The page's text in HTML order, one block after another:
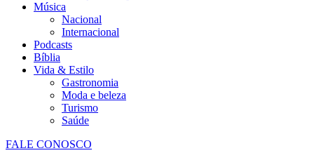
Música
Nacional
Internacional
Podcasts
Bíblia
Vida & Estilo
Gastronomia
Moda e beleza
Turismo
Saúde
FALE CONOSCO